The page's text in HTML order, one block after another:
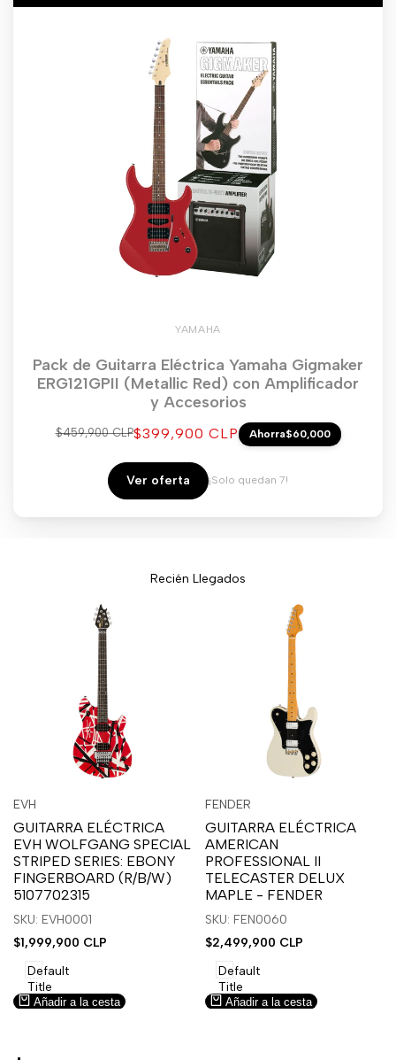
YAMAHA
Pack de Guitarra Eléctrica Yamaha Gigmaker
ERG121GPII (Metallic Red) con Amplificador
y Accesorios
Precio
$459,900 CLPPrecio
venta
$399,900 CLP Ahorra$60,000
Ver oferta ¡Solo quedan 7!
Recién Llegados
sesión
para
usar
la
lista
deseos.
para
usar
Compare
Proveedor:
EVH
GUITARRA ELÉCTRICA
EVH WOLFGANG SPECIAL
STRIPED SERIES: EBONY
FINGERBOARD (R/B/W)
5107702315
SKU: EVH0001
Precio
venta
$1,999,900 CLP
Default
Title
Añadir a la cesta
sesión
para
usar
la
lista
deseos.
sesión
para
usar
Compare
Vista
Proveedor:
FENDER
GUITARRA ELÉCTRICA
AMERICAN
PROFESSIONAL II
TELECASTER DELUX
MAPLE - FENDER
SKU: FEN0060
Precio
venta
$2,499,900 CLP
Default
Title
Añadir a la cesta